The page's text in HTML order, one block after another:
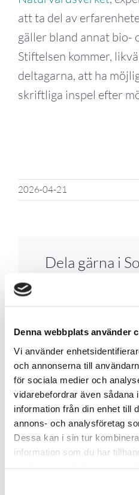
Denna webbplats använder
Vi använder
och annonserna till
för sociala medier och
vidarebefordrar även sådana
information från din enhet till
annons- och analysföretag
Dessa kan i sin tur
information som du har
att ta del av
gäller bland annat bio-
Stiftelsen kommer,
deltagarna, att ha
skriftliga inspel efter
2026-04-21
Dela gärna i
KATEGORIER
> Aktuellt
> Pressmeddelanden